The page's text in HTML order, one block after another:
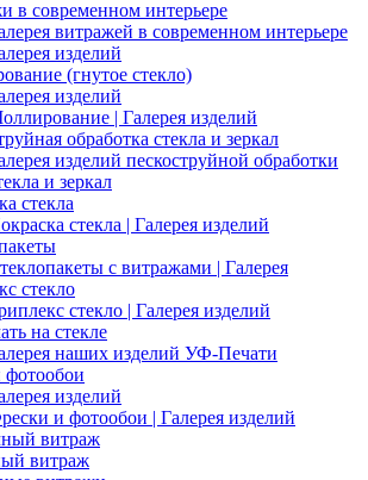
в современном интерьере
витражей в современном интерьере
изделий
(гнутое стекло)
изделий
| Галерея изделий
обработка стекла и зеркал
изделий пескоструйной обработки
и зеркал
стекла
стекла | Галерея изделий
с витражами | Галерея
стекло
стекло | Галерея изделий
на стекле
наших изделий УФ-Печати
изделий
и фотообои | Галерея изделий
витраж
витраж